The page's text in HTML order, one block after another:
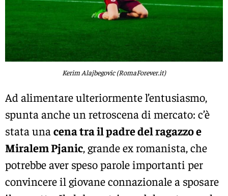
Kerim Alajbegovic (RomaForever.it)
Ad alimentare ulteriormente l’entusiasmo,
spunta anche un retroscena di mercato: c’è
stata una cena tra il padre del ragazzo e
Miralem Pjanic, grande ex romanista, che
potrebbe aver speso parole importanti per
convincere il giovane connazionale a sposare